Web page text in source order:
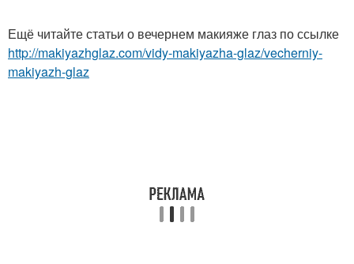
Ещё читайте статьи о вечернем макияже глаз по ссылке
http://makiyazhglaz.com/vidy-makiyazha-glaz/vecherniy-
makiyazh-glaz